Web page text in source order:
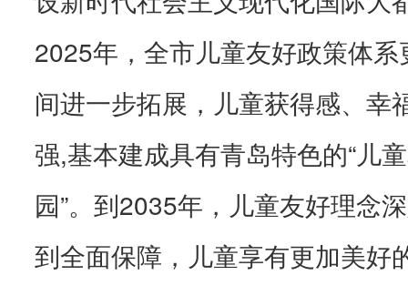
2025年，全市儿童友好政策体
间进一步拓展，儿童获得感、幸
强,基本建成具有青岛特色的“儿
园”。到2035年，儿童友好理念
到全面保障，儿童享有更加美好